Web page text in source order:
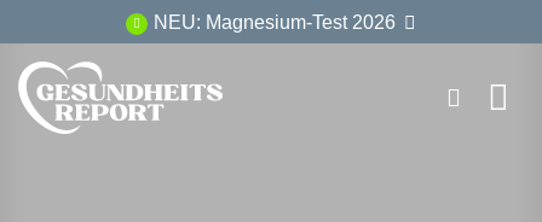
Inhalt
springen
NEU: Magnesium-Test 2026